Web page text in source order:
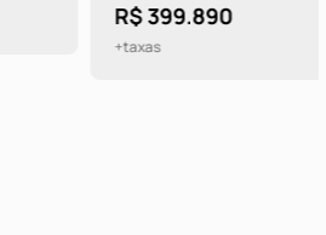
R$ 399.890
+taxas